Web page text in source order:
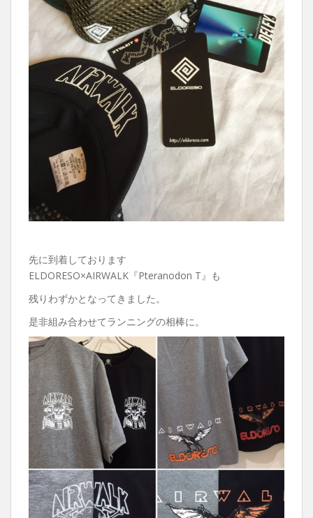
先に到着しております
ELDORESO×AIRWALK『Pteranodon T』も
残りわずかとなってきました。
是非組み合わせてランニングの相棒に。